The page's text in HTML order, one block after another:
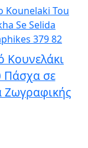
Κουνελάκι
Πάσχα σε
Ζωγραφικής